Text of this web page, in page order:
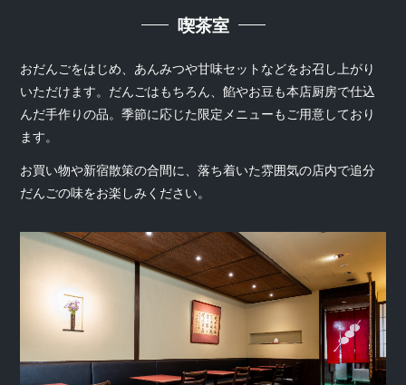
喫茶室
おだんごをはじめ、あんみつや甘味セットなどをお召し上がり
いただけます。だんごはもちろん、餡やお豆も本店厨房で仕込
んだ手作りの品。季節に応じた限定メニューもご用意しており
ます。
お買い物や新宿散策の合間に、落ち着いた雰囲気の店内で追分
だんごの味をお楽しみください。